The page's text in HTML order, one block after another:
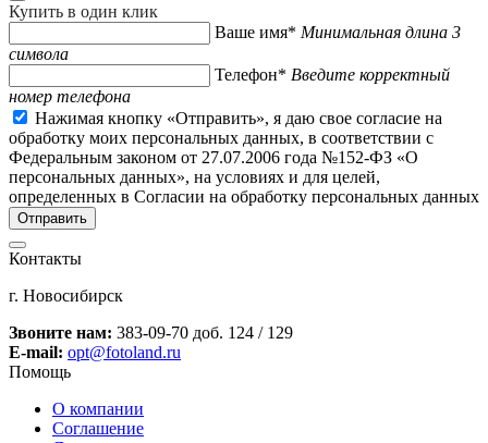
Купить в один клик
Ваше имя* Минимальная длина 3
символа
Телефон* Введите корректный
номер телефона
Нажимая кнопку «Отправить», я даю свое согласие на
обработку моих персональных данных, в соответствии с
Федеральным законом от 27.07.2006 года №152-ФЗ «О
персональных данных», на условиях и для целей,
определенных в Согласии на обработку персональных данных
Контакты
г. Новосибирск
Звоните нам: 383-09-70 доб. 124 / 129
E-mail: opt@fotoland.ru
Помощь
О компании
Соглашение